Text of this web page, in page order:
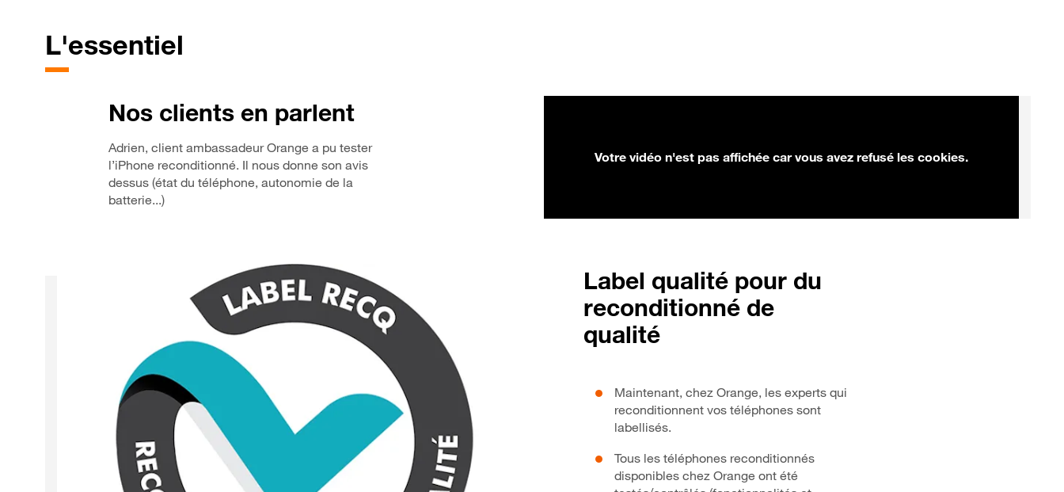
L'essentiel
Votre vidéo n'est pas affichée car vous avez refusé les cookies.
Nos clients en parlent
Adrien, client ambassadeur Orange a pu tester
l’iPhone reconditionné. Il nous donne son avis
dessus (état du téléphone, autonomie de la
batterie...)
Label qualité pour du
reconditionné de
qualité
Maintenant, chez Orange, les experts qui
reconditionnent vos téléphones sont
labellisés.
Tous les téléphones reconditionnés
disponibles chez Orange ont été